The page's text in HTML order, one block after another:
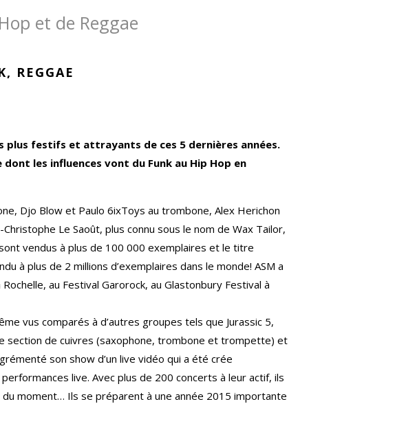
et de Reggae
REGGAE
plus festifs et attrayants de ces 5 dernières années.
les influences vont du Funk au Hip Hop en
Djo Blow et Paulo 6ixToys au trombone, Alex Herichon
Le Saoût, plus connu sous le nom de Wax Tailor,
vendus à plus de 100 000 exemplaires et le titre
à plus de 2 millions d’exemplaires dans le monde! ASM a
au Festival Garorock, au Glastonbury Festival à
vus comparés à d’autres groupes tels que Jurassic 5,
section de cuivres (saxophone, trombone et trompette) et
son show d’un live vidéo qui a été crée
live. Avec plus de 200 concerts à leur actif, ils
moment… Ils se préparent à une année 2015 importante